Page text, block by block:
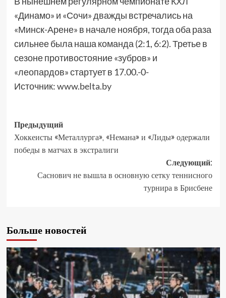
«Динамо» и «Сочи» дважды встречались на
«Минск-Арене» в начале ноября, тогда оба раза
сильнее была наша команда (2:1, 6:2). Третье в
сезоне противостояние «зубров» и
«леопардов» стартует в 17.00.-0-
Источник:www.belta.by
Предыдущий
Хоккеисты «Металлурга», «Немана» и «Лиды» одержали
победы в матчах в экстралиги
Следующий:
Саснович не вышла в основную сетку теннисного
турнира в Брисбене
Больше новостей